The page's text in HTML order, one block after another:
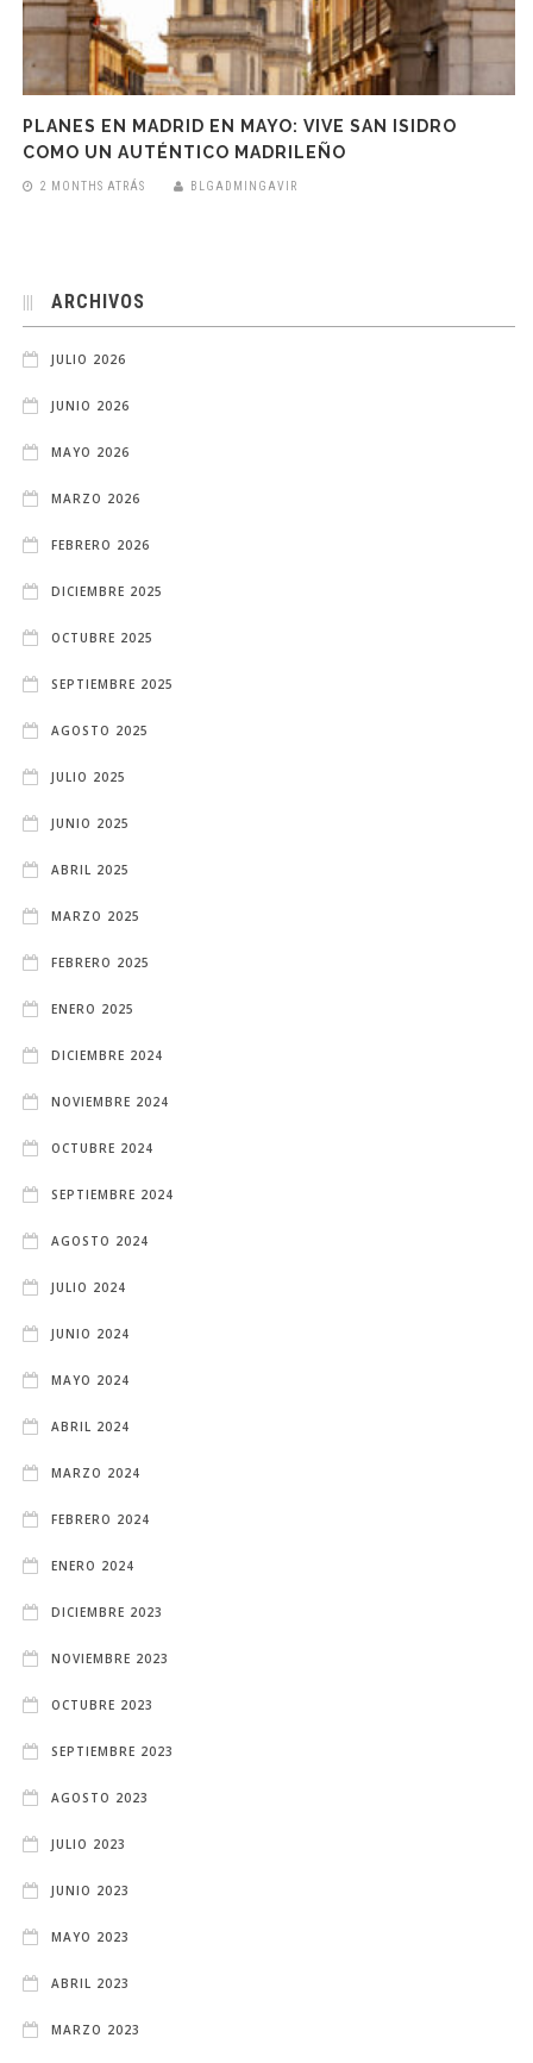
PLANES EN MADRID EN MAYO: VIVE SAN ISIDRO
COMO UN AUTÉNTICO MADRILEÑO
2 MONTHS ATRÁS BLGADMINGAVIR
ARCHIVOS
JULIO 2026
JUNIO 2026
MAYO 2026
MARZO 2026
FEBRERO 2026
DICIEMBRE 2025
OCTUBRE 2025
SEPTIEMBRE 2025
AGOSTO 2025
JULIO 2025
JUNIO 2025
ABRIL 2025
MARZO 2025
FEBRERO 2025
ENERO 2025
DICIEMBRE 2024
NOVIEMBRE 2024
OCTUBRE 2024
SEPTIEMBRE 2024
AGOSTO 2024
JULIO 2024
JUNIO 2024
MAYO 2024
ABRIL 2024
MARZO 2024
FEBRERO 2024
ENERO 2024
DICIEMBRE 2023
NOVIEMBRE 2023
OCTUBRE 2023
SEPTIEMBRE 2023
AGOSTO 2023
JULIO 2023
JUNIO 2023
MAYO 2023
ABRIL 2023
MARZO 2023